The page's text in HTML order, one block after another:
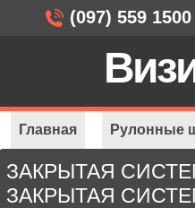
ЗАКРЫТАЯ
ЗАКРЫТАЯ
Главная Рулонные
Закрытая система
(097) 559 1500